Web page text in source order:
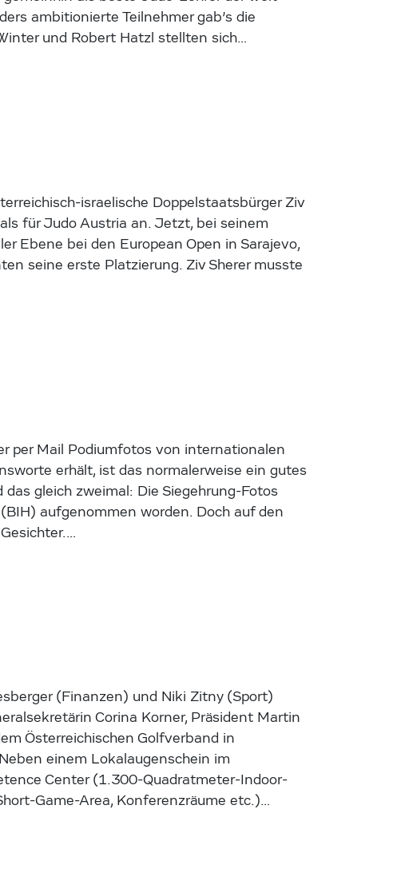
ambitionierte Teilnehmer gab’s die
und Robert Hatzl stellten sich…
israelische Doppelstaatsbürger Ziv
für Judo Austria an. Jetzt, bei seinem
Ebene bei den European Open in Sarajevo,
seine erste Platzierung. Ziv Sherer musste
per Mail Podiumfotos von internationalen
erhält, ist das normalerweise ein gutes
gleich zweimal: Die Siegehrung-Fotos
aufgenommen worden. Doch auf den
(Finanzen) und Niki Zitny (Sport)
Corina Korner, Präsident Martin
Österreichischen Golfverband in
einem Lokalaugenschein im
Center (1.300-Quadratmeter-Indoor-
Game-Area, Konferenzräume etc.)…